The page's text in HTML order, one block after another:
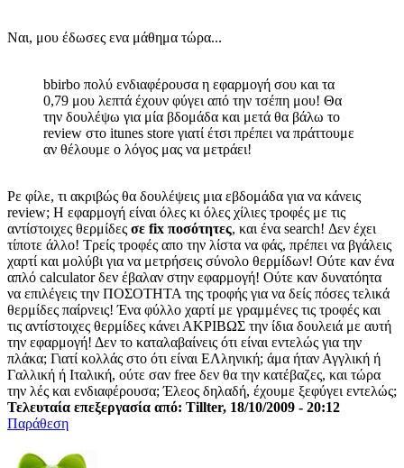
Ναι, μου έδωσες ενα μάθημα τώρα...
bbirbo πολύ ενδιαφέρουσα η εφαρμογή σου και τα
0,79 μου λεπτά έχουν φύγει από την τσέπη μου! Θα
την δουλέψω για μία βδομάδα και μετά θα βάλω το
review στο itunes store γιατί έτσι πρέπει να πράττουμε
αν θέλουμε ο λόγος μας να μετράει!
Ρε φίλε, τι ακριβώς θα δουλέψεις μια εβδομάδα για να κάνεις
review; Η εφαρμογή είναι όλες κι όλες χίλιες τροφές με τις
αντίστοιχες θερμίδες σε fix ποσότητες, και ένα search! Δεν έχει
τίποτε άλλο! Τρείς τροφές απο την λίστα να φάς, πρέπει να βγάλεις
χαρτί και μολύβι για να μετρήσεις σύνολο θερμίδων! Ούτε καν ένα
απλό calculator δεν έβαλαν στην εφαρμογή! Ούτε καν δυνατόητα
να επιλέγεις την ΠΟΣΟΤΗΤΑ της τροφής για να δείς πόσες τελικά
θερμίδες παίρνεις! Ένα φύλλο χαρτί με γραμμένες τις τροφές και
τις αντίστοιχες θερμίδες κάνει ΑΚΡΙΒΩΣ την ίδια δουλειά με αυτή
την εφαρμογή! Δεν το καταλαβαίνεις ότι είναι εντελώς για την
πλάκα; Γιατί κολλάς στο ότι είναι ΕΛληνική; άμα ήταν Αγγλική ή
Γαλλική ή Ιταλική, ούτε σαν free δεν θα την κατέβαζες, και τώρα
την λές και ενδιαφέρουσα; Έλεος δηλαδή, έχουμε ξεφύγει εντελώς;
Τελευταία επεξεργασία από: Tillter, 18/10/2009 - 20:12
Παράθεση